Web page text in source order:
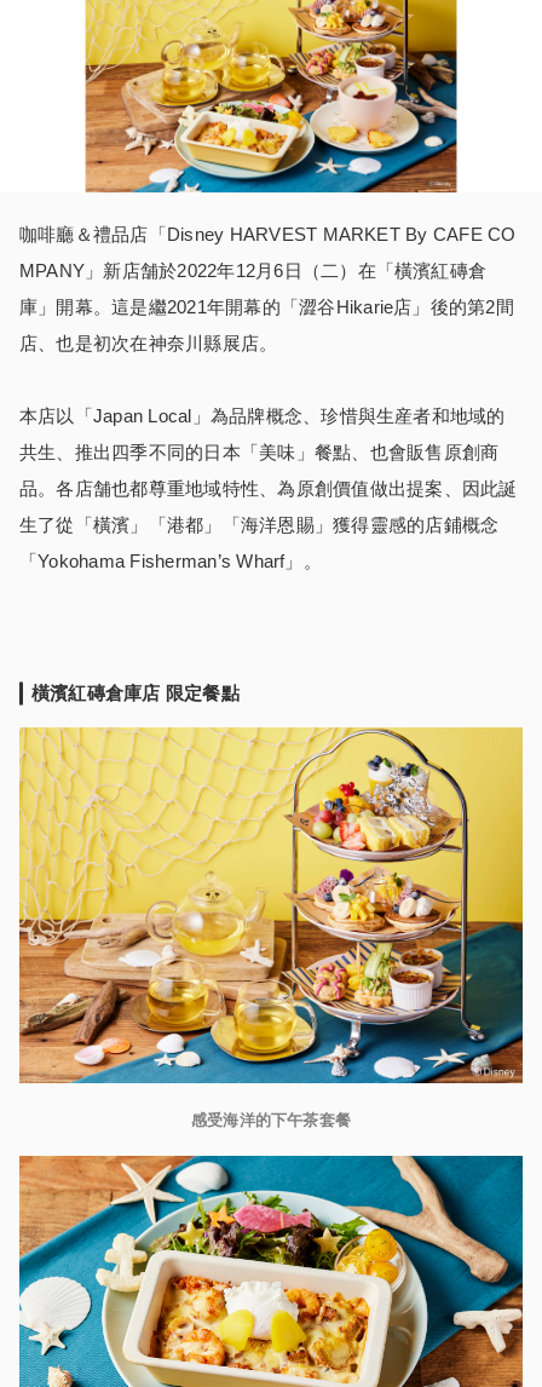
咖啡廳＆禮品店「Disney HARVEST MARKET By CAFE CO
MPANY」新店舗於2022年12月6日（二）在「橫濱紅磚倉
庫」開幕。這是繼2021年開幕的「澀谷Hikarie店」後的第2間
店、也是初次在神奈川縣展店。
本店以「Japan Local」為品牌概念、珍惜與生産者和地域的
共生、推出四季不同的日本「美味」餐點、也會販售原創商
品。各店舗也都尊重地域特性、為原創價值做出提案、因此誕
生了從「橫濱」「港都」「海洋恩賜」獲得靈感的店鋪概念
「Yokohama Fisherman’s Wharf」。
橫濱紅磚倉庫店 限定餐點
感受海洋的下午茶套餐